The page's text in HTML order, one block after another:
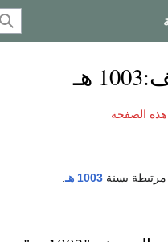
:1003 هـ
الصفحة
بسنة 1003 هـ
.